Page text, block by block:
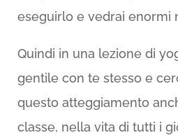
eseguirlo e vedrai enormi
Quindi in una lezione di
gentile con te stesso e
questo atteggiamento
classe, nella vita di tutti i